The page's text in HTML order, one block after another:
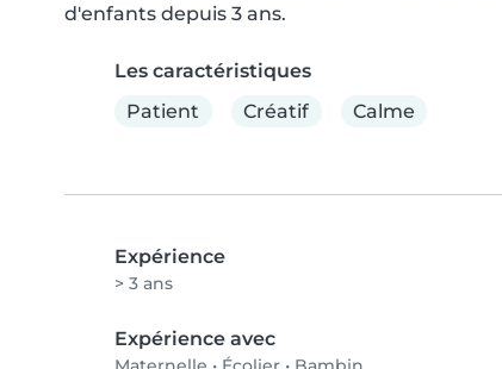
d'enfants depuis 3 ans.
Les caractéristiques
Patient
Créatif Calme
Expérience
> 3 ans
Expérience avec